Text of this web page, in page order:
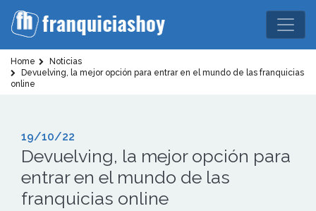
Home
Noticias
Devuelving, la mejor opción para entrar en el mundo de las franquicias
online
19/10/22
Devuelving, la mejor opción para
entrar en el mundo de las
franquicias online